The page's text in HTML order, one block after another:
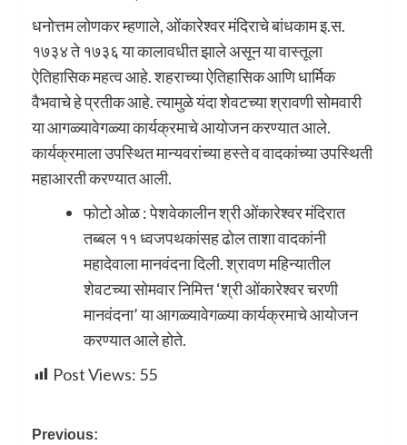
धनोत्तम लोणकर म्हणाले, ओंकारेश्वर मंदिराचे बांधकाम इ.स.
१७३४ ते १७३६ या कालावधीत झाले असून या वास्तूला
ऐतिहासिक महत्व आहे. शहराच्या ऐतिहासिक आणि धार्मिक
वैभवाचे हे प्रतीक आहे. त्यामुळे यंदा शेवटच्या श्रावणी सोमवारी
या आगळ्यावेगळ्या कार्यक्रमाचे आयोजन करण्यात आले.
कार्यक्रमाला उपस्थित मान्यवरांच्या हस्ते व वादकांच्या उपस्थिती
महाआरती करण्यात आली.
फोटो ओळ : पेशवेकालीन श्री ओंकारेश्वर मंदिरात
तब्बल ११ ध्वजपथकांसह ढोल ताशा वादकांनी
महादेवाला मानवंदना दिली. श्रावण महिन्यातील
शेवटच्या सोमवार निमित्त ‘श्री ओंकारेश्वर चरणी
मानवंदना’ या आगळ्यावेगळ्या कार्यक्रमाचे आयोजन
करण्यात आले होते.
Post Views: 55
Previous: